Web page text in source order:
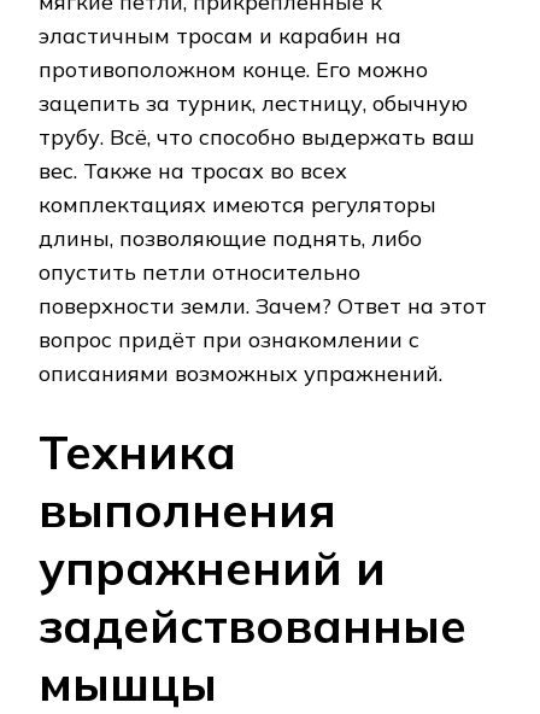
эластичным тросам и карабин на
противоположном конце. Его можно
зацепить за турник, лестницу, обычную
трубу. Всё, что способно выдержать ваш
вес. Также на тросах во всех
комплектациях имеются регуляторы
длины, позволяющие поднять, либо
опустить петли относительно
поверхности земли. Зачем? Ответ на этот
вопрос придёт при ознакомлении с
описаниями возможных упражнений.
Техника
выполнения
упражнений и
задействованные
мышцы